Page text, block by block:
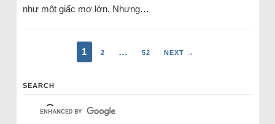
như một giấc mơ lớn. Nhưng…
1 2 … 52 NEXT →
SEARCH